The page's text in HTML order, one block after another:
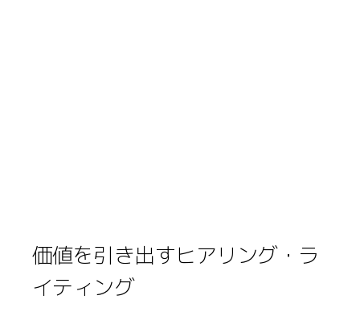
価値を引き出すヒアリング・ラ
イティング